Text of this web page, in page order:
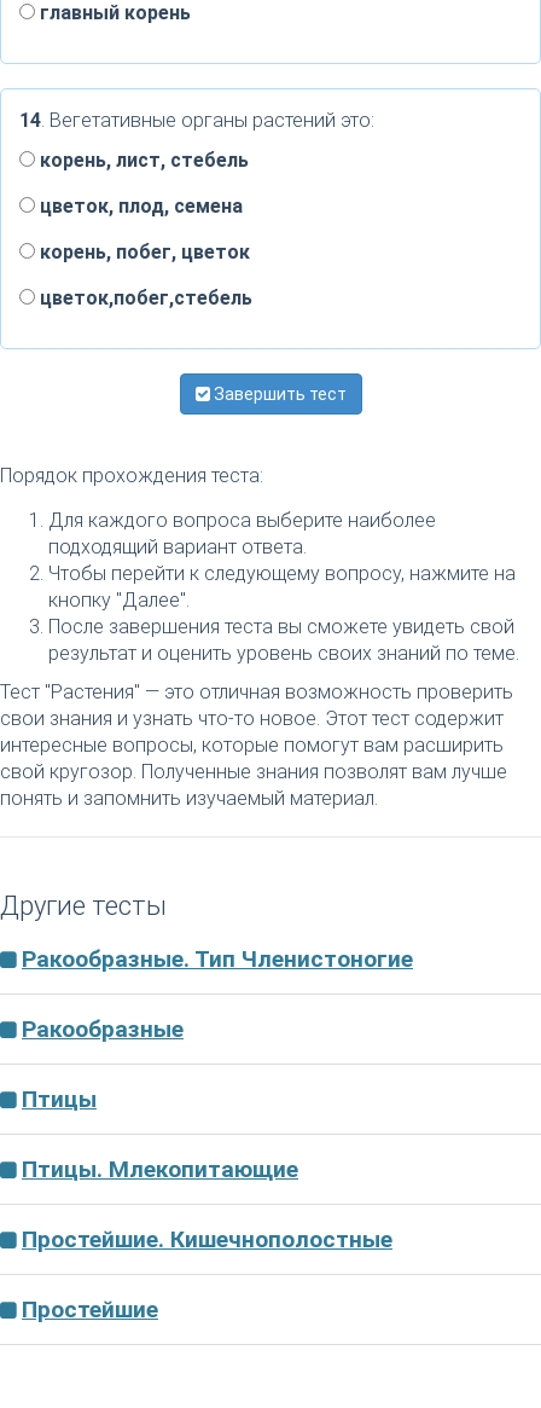
главный корень
14. Вегетативные органы растений это:
корень, лист, стебель
цветок, плод, семена
корень, побег, цветок
цветок,побег,стебель
Завершить тест
Порядок прохождения теста:
Для каждого вопроса выберите наиболее
подходящий вариант ответа.
Чтобы перейти к следующему вопросу, нажмите на
кнопку "Далее".
После завершения теста вы сможете увидеть свой
результат и оценить уровень своих знаний по теме.
Тест "Растения" — это отличная возможность проверить
свои знания и узнать что-то новое. Этот тест содержит
интересные вопросы, которые помогут вам расширить
свой кругозор. Полученные знания позволят вам лучше
понять и запомнить изучаемый материал.
Другие тесты
Ракообразные. Тип Членистоногие
Ракообразные
Птицы
Птицы. Млекопитающие
Простейшие. Кишечнополостные
Простейшие